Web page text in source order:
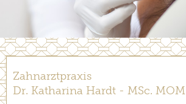
Zahnarztpraxis
Dr. Katharina Hardt - MSc. MOM